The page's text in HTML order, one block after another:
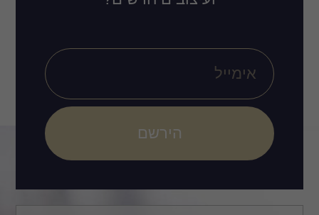
הירשם